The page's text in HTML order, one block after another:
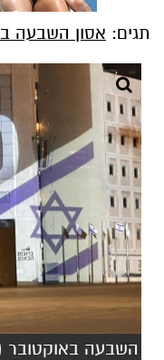
תגים: אסון השבעה
השבעה באוקטובר